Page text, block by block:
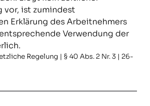
vor, ist zumindest
Erklärung des Arbeitnehmers
Verwendung der
Regelung | § 40 Abs. 2 Nr. 3 | 26-